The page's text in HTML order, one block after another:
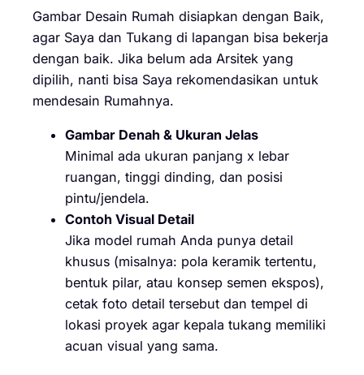
Gambar Desain Rumah disiapkan dengan Baik,
agar Saya dan Tukang di lapangan bisa bekerja
dengan baik. Jika belum ada Arsitek yang
dipilih, nanti bisa Saya rekomendasikan untuk
mendesain Rumahnya.
Gambar Denah & Ukuran Jelas
Minimal ada ukuran panjang x lebar
ruangan, tinggi dinding, dan posisi
pintu/jendela.
Contoh Visual Detail
Jika model rumah Anda punya detail
khusus (misalnya: pola keramik tertentu,
bentuk pilar, atau konsep semen ekspos),
cetak foto detail tersebut dan tempel di
lokasi proyek agar kepala tukang memiliki
acuan visual yang sama.